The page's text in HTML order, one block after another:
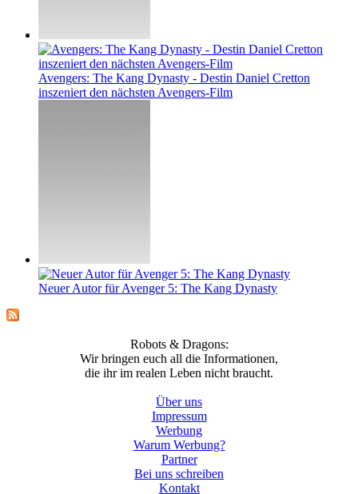
Avengers: The Kang Dynasty - Destin Daniel Cretton
inszeniert den nächsten Avengers-Film
Neuer Autor für Avenger 5: The Kang Dynasty
Robots & Dragons:
Wir bringen euch all die Informationen,
die ihr im realen Leben nicht braucht.
Über uns
Impressum
Werbung
Warum Werbung?
Partner
Bei uns schreiben
Kontakt